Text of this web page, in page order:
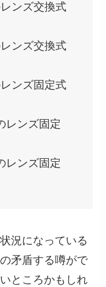
ンズ交換式
ンズ交換式
ンズ固定式
レンズ固定
レンズ固定
況になっている
矛盾する噂がで
ところかもしれ